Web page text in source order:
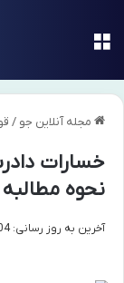
مجله آنلاین جو /
خسارات
نحوه مطالبه
آخرین به روز رسانی: 09/07/1404